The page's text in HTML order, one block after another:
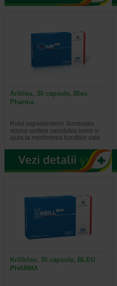
Aribleu, 30 capsule, Bleu
Pharma
Rolul ingredientelor Terminalia
arjuna sustine sanatatea inimii si
ajuta la mentinerea functiilor sale…
Krillbleu, 30 capsule, BLEU
PHARMA